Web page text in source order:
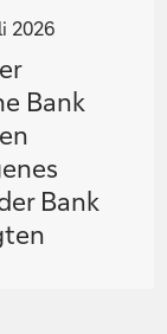
2026
Bank
Bank